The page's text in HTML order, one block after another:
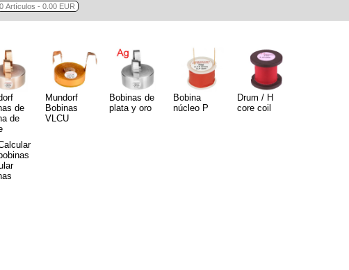
de
de
Mundorf
Bobinas
VLCU
Bobinas de
plata y oro
Bobina
núcleo P
Drum / H
core coil